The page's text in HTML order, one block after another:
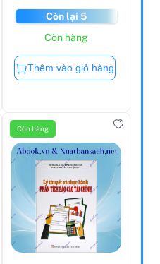
Còn lại 5
Còn hàng
Thêm vào giỏ hàng
Còn hàng